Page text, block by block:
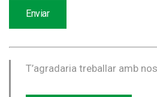
T’agradaria treballar amb